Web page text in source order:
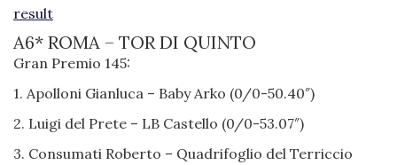
result
A6* ROMA – TOR DI QUINTO
Gran Premio 145:
1. Apolloni Gianluca – Baby Arko (0/0-50.40″)
2. Luigi del Prete – LB Castello (0/0-53.07″)
3. Consumati Roberto – Quadrifoglio del Terriccio